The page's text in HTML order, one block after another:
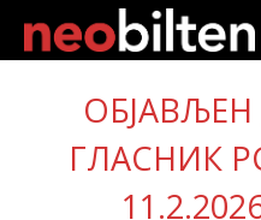
Почетна
Претрага
Актуелно
ГЛАСНИК